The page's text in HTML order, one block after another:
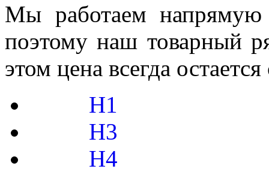
Мы работаем напрямую
поэтому наш товарный
этом цена всегда
H1
H3
H4